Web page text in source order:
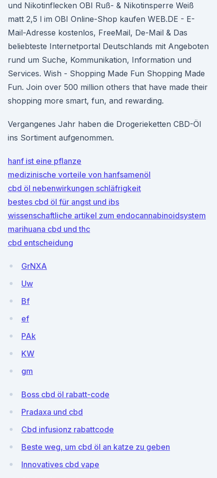
und Nikotinflecken OBI Ruß- & Nikotinsperre Weiß
matt 2,5 l im OBI Online-Shop kaufen WEB.DE - E-
Mail-Adresse kostenlos, FreeMail, De-Mail & Das
beliebteste Internetportal Deutschlands mit Angeboten
rund um Suche, Kommunikation, Information und
Services. Wish - Shopping Made Fun Shopping Made
Fun. Join over 500 million others that have made their
shopping more smart, fun, and rewarding.
Vergangenes Jahr haben die Drogerieketten CBD-Öl
ins Sortiment aufgenommen.
hanf ist eine pflanze
medizinische vorteile von hanfsamenöl
cbd öl nebenwirkungen schläfrigkeit
bestes cbd öl für angst und ibs
wissenschaftliche artikel zum endocannabinoidsystem
marihuana cbd und thc
cbd entscheidung
GrNXA
Uw
Bf
ef
PAk
KW
gm
Boss cbd öl rabatt-code
Pradaxa und cbd
Cbd infusionz rabattcode
Beste weg, um cbd öl an katze zu geben
Innovatives cbd vape